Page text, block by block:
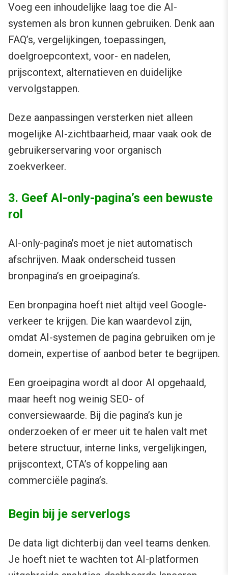
Voeg een inhoudelijke laag toe die AI-
systemen als bron kunnen gebruiken. Denk aan
FAQ’s, vergelijkingen, toepassingen,
doelgroepcontext, voor- en nadelen,
prijscontext, alternatieven en duidelijke
vervolgstappen.
Deze aanpassingen versterken niet alleen
mogelijke AI-zichtbaarheid, maar vaak ook de
gebruikerservaring voor organisch
zoekverkeer.
3. Geef AI-only-pagina’s een bewuste
rol
AI-only-pagina’s moet je niet automatisch
afschrijven. Maak onderscheid tussen
bronpagina’s en groeipagina’s.
Een bronpagina hoeft niet altijd veel Google-
verkeer te krijgen. Die kan waardevol zijn,
omdat AI-systemen de pagina gebruiken om je
domein, expertise of aanbod beter te begrijpen.
Een groeipagina wordt al door AI opgehaald,
maar heeft nog weinig SEO- of
conversiewaarde. Bij die pagina’s kun je
onderzoeken of er meer uit te halen valt met
betere structuur, interne links, vergelijkingen,
prijscontext, CTA’s of koppeling aan
commerciële pagina’s.
Begin bij je serverlogs
De data ligt dichterbij dan veel teams denken.
Je hoeft niet te wachten tot AI-platformen